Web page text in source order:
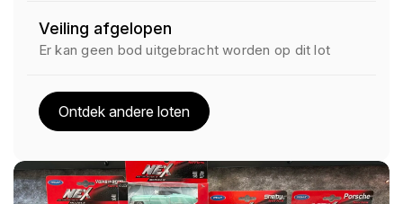
Veiling afgelopen
Er kan geen bod uitgebracht worden op dit lot
Ontdek andere loten